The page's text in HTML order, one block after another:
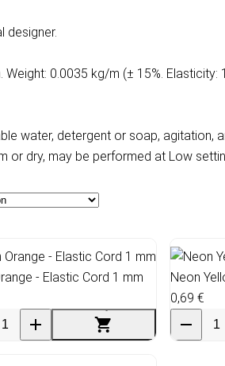
designer.
0.0035 kg/m (± 15%. Elasticity:
water, detergent or soap, agitation,
dry, may be performed at Low
- Elastic Cord 1 mm
Neon
0,69 €